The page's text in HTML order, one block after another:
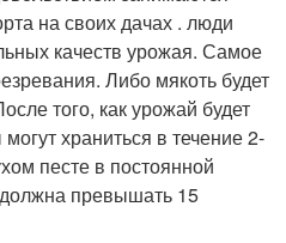
на своих дачах . люди
качеств урожая. Самое
Либо мякоть будет
того, как урожай будет
храниться в течение 2-
песте в постоянной
превышать 15